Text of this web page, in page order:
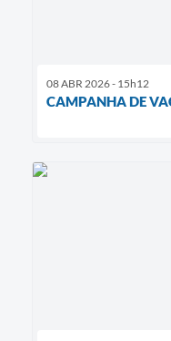
08 ABR 2026 - 15h12
CAMPANHA DE